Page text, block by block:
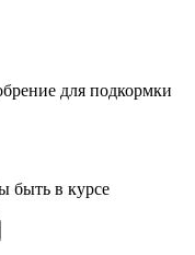
для подкормки
быть в курсе